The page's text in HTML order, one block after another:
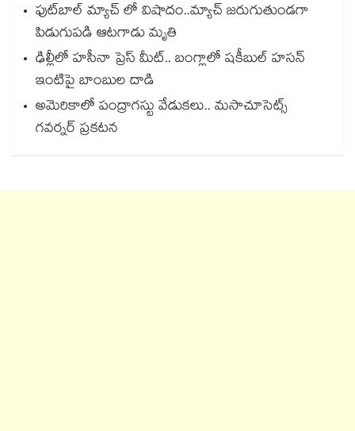
ఫుట్‌బాల్ మ్యాచ్ లో విషాదం..మ్యాచ్ జరుగుతుండగా
పిడుగుపడి ఆటగాడు మృతి
ఢిల్లీలో హసీనా ప్రెస్ మీట్.. బంగ్లాలో షకీబుల్ హసన్
ఇంటిపై బాంబుల దాడి
అమెరికాలో పంద్రాగస్టు వేడుకలు.. మసాచూసెట్స్
గవర్నర్ ప్రకటన